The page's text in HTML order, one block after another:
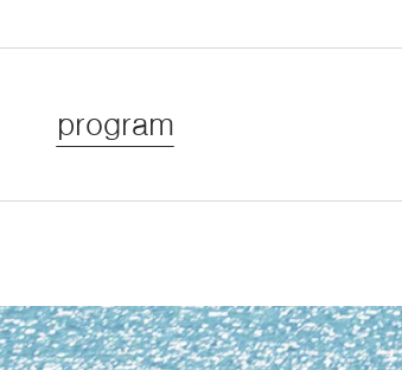
program